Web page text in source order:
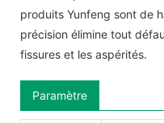
produits Yunfeng sont de
précision élimine tout
fissures et les aspérités.
Paramètre